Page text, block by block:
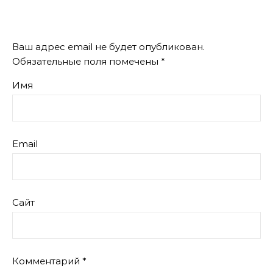
Ваш адрес email не будет опубликован.
Обязательные поля помечены *
Имя
Email
Сайт
Комментарий *